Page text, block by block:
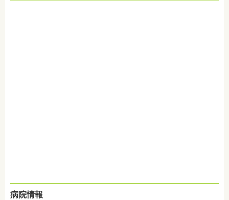
病院情報